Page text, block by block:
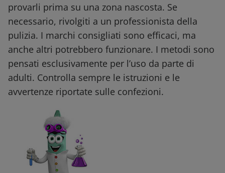
provarli prima su una zona nascosta. Se
necessario, rivolgiti a un professionista della
pulizia. I marchi consigliati sono efficaci, ma
anche altri potrebbero funzionare. I metodi sono
pensati esclusivamente per l’uso da parte di
adulti. Controlla sempre le istruzioni e le
avvertenze riportate sulle confezioni.